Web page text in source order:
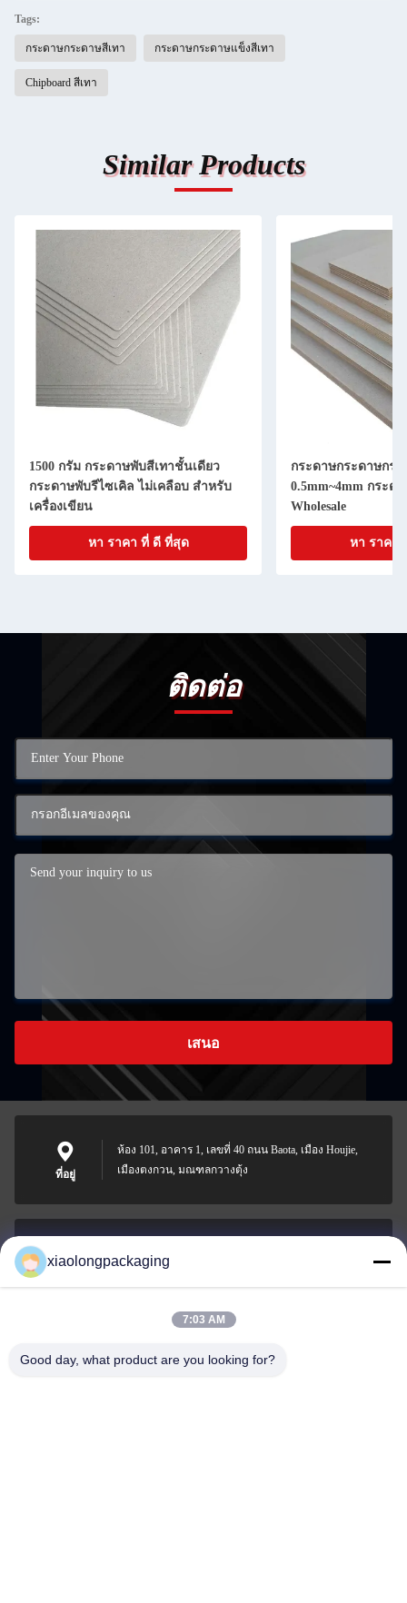
Tags:
กระดาษกระดาษสีเทา กระดาษกระดาษแข็งสีเทา
Chipboard สีเทา
Similar Products
1500 กรัม กระดาษพับสีเทาชั้นเดียว
กระดาษพับรีไซเคิล ไม่เคลือบ สําหรับ
เครื่องเขียน
หา ราคา ที่ ดี ที่สุด
กระดาษกระดาษกรอ
0.5mm~4mm กระด
Wholesale
หา ราคา
ติดต่อ
เสนอ
ที่อยู่
ห้อง 101, อาคาร 1, เลขที่ 40 ถนน Baota, เมือง Houjie,
เมืองตงกวน, มณฑลกวางตุ้ง
Tina@xiaolongpackaging.com
0086-15322891631
xiaolongpackaging
7:03 AM
Good day, what product are you looking for?